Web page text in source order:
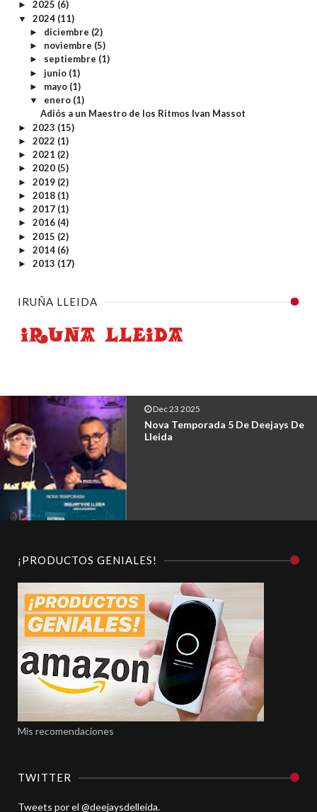
► 2025 (6)
▼ 2024 (11)
► diciembre (2)
► noviembre (5)
► septiembre (1)
► junio (1)
► mayo (1)
▼ enero (1)
Adiós a un Maestro de los Ritmos Ivan Massot
► 2023 (15)
► 2022 (1)
► 2021 (2)
► 2020 (5)
► 2019 (2)
► 2018 (1)
► 2017 (1)
► 2016 (4)
► 2015 (2)
► 2014 (6)
► 2013 (17)
IRUÑA LLEIDA
Dec 23 2025
Nova Temporada 5 De Deejays De
Lleida
¡PRODUCTOS GENIALES!
Mis recomendaciones
TWITTER
Tweets por el @deejaysdelleida.